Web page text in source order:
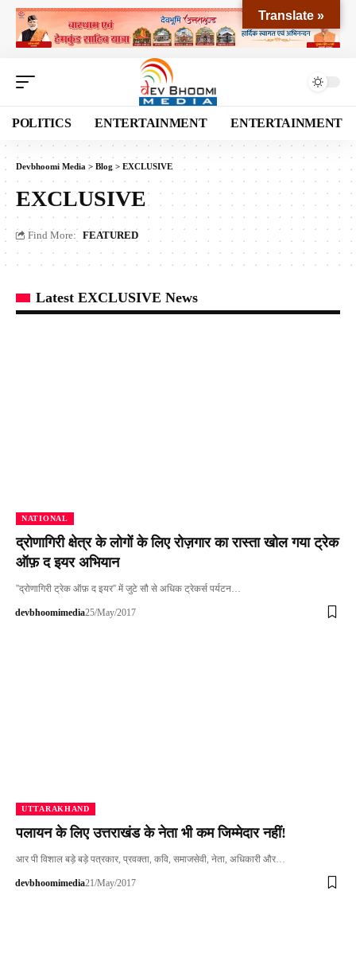
POLITICS ENTERTAINMENT ENTERTAINMENT
Devbhoomi Media > Blog > EXCLUSIVE
EXCLUSIVE
Find More: FEATURED
Latest EXCLUSIVE News
NATIONAL
द्रोणागिरी क्षेत्र के लोगों के लिए रोज़गार का रास्ता खोल गया ट्रेक
ऑफ़ द इयर अभियान
''द्रोणागिरी ट्रेक ऑफ़ द इयर'' में जुटे सौ से अधिक ट्रेकर्स पर्यटन…
devbhoomimedia25/May/2017
UTTARAKHAND
पलायन के लिए उत्तराखंड के नेता भी कम जिम्मेदार नहीं!
आर पी विशाल बड़े बड़े पत्रकार, प्रवक्ता, कवि, समाजसेवी, नेता, अधिकारी और…
devbhoomimedia21/May/2017
Translate »